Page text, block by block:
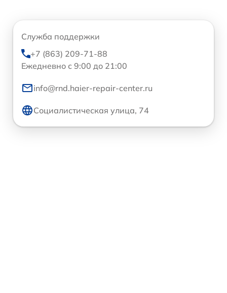
Служба поддержки
+7 (863) 209-71-88
Ежедневно с 9:00 до 21:00
info@rnd.haier-repair-center.ru
Социалистическая улица, 74